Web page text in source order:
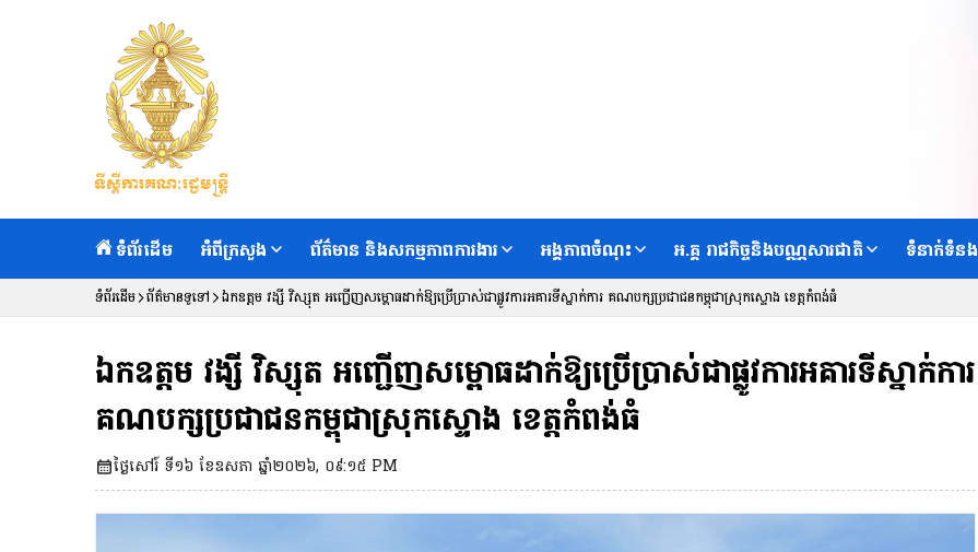
ទំព័រដើម អំពីក្រសួង ព័ត៌មាន និងសកម្មភាពការងារ អង្គភាពចំណុះ អ.គ្គ រាជកិច្ចនិងបណ្ណសារជាតិ ទំនាក់ទំនង
ទំព័រដើម ព័ត៌មានទូទៅ ឯកឧត្តម វង្សី វិស្សុត អញ្ជើញសម្ពោធដាក់ឱ្យប្រើប្រាស់ជាផ្លូវការ​អគារទី​​ស្នាក់ការ គណបក្សប្រជាជនកម្ពុជាស្រុកស្ទោង​ ខេត្តកំពង់ធំ​
ឯកឧត្តម វង្សី វិស្សុត អញ្ជើញសម្ពោធដាក់ឱ្យប្រើប្រាស់ជាផ្លូវការ​អគារទី​​ស្នាក់ការ
គណបក្សប្រជាជនកម្ពុជាស្រុកស្ទោង​ ខេត្តកំពង់ធំ​
ថ្ងៃសៅរ៍ ទី១៦ ខែឧសភា ឆ្នាំ២០២៦, ០៩:១៥ PM